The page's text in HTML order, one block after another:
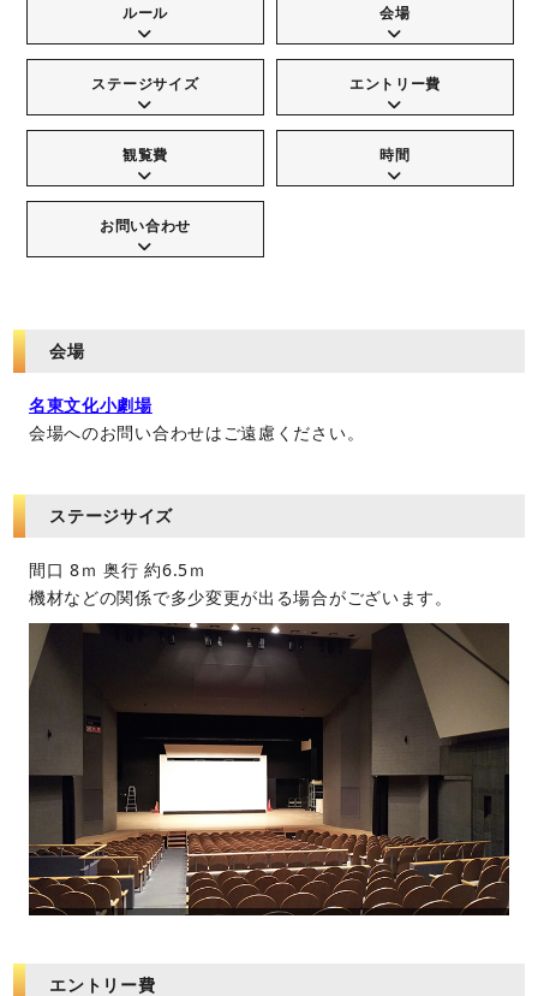
ルール 会場
ステージサイズ エントリー費
観覧費 時間
お問い合わせ
会場
名東文化小劇場
会場へのお問い合わせはご遠慮ください。
ステージサイズ
間口 8ｍ 奥行 約6.5ｍ
機材などの関係で多少変更が出る場合がございます。
エントリー費